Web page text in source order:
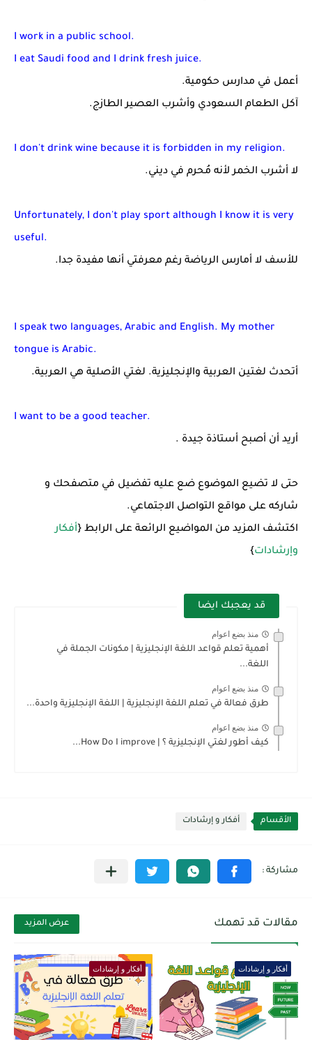
I work in a public school.
I eat Saudi food and I drink fresh juice.
أعمل في مدارس حكومية.
آكل الطعام السعودي وأشرب العصير الطازج.
I don't drink wine because it is forbidden in my religion.
لا أشرب الخمر لأنه مُحرم في ديني.
Unfortunately, I don't play sport although I know it is very
useful.
للأسف لا أمارس الرياضة رغم معرفتي أنها مفيدة جدا.
I speak two languages, Arabic and English. My mother
tongue is Arabic.
أتحدث لغتين العربية والإنجليزية. لغتي الأصلية هي العربية.
I want to be a good teacher.
أريد أن أصبح أستاذة جيدة .
حتى لا تضيع الموضوع ضع عليه تفضيل في متصفحك و
شاركه على مواقع التواصل الاجتماعي.
اكتشف المزيد من المواضيع الرائعة على الرابط {أفكار
وإرشادات}
قد يعجبك ايضا
منذ بضع اعوام
أهمية تعلم قواعد اللغة الإنجليزية | مكونات الجملة في
اللغة...
منذ بضع اعوام
طرق فعالة في تعلم اللغة الإنجليزية | اللغة الإنجليزية واحدة...
منذ بضع اعوام
كيف أطور لغتي الإنجليزية ؟ | How Do I improve...
الأقسام أفكار و إرشادات
مقالات قد تهمك عرض المزيد
أفكار و إرشادات أفكار و إرشادات